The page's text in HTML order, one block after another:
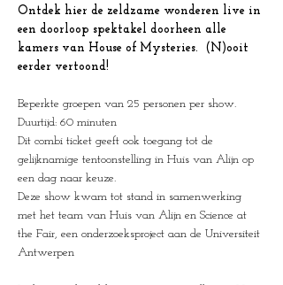
Ontdek hier de zeldzame wonderen live in
een doorloop spektakel doorheen alle
kamers van House of Mysteries.  (N)ooit
eerder vertoond!
Beperkte groepen van 25 personen per show.
Duurtijd: 60 minuten
Dit combi ticket geeft ook toegang tot de
gelijknamige tentoonstelling in Huis van Alijn op
een dag naar keuze.
Deze show kwam tot stand in samenwerking
met het team van Huis van Alijn en Science at
the Fair, een onderzoeksproject aan de Universiteit
Antwerpen